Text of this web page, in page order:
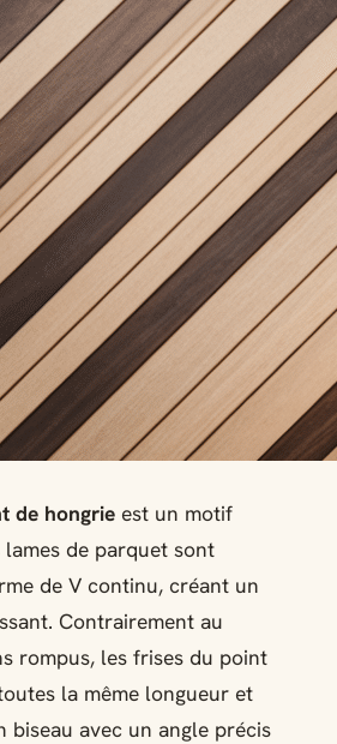
de hongrieest un motif
de parquet sont
de V continu, créant un
Contrairement au
rompus, les frises du point
la même longueur et
biseau avec un angle précis